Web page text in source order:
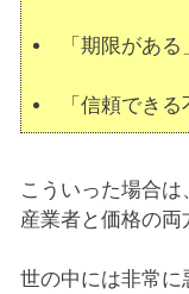
「期限がある
「信頼でき
こういった場合
産業者と価格の両
世の中には非常に